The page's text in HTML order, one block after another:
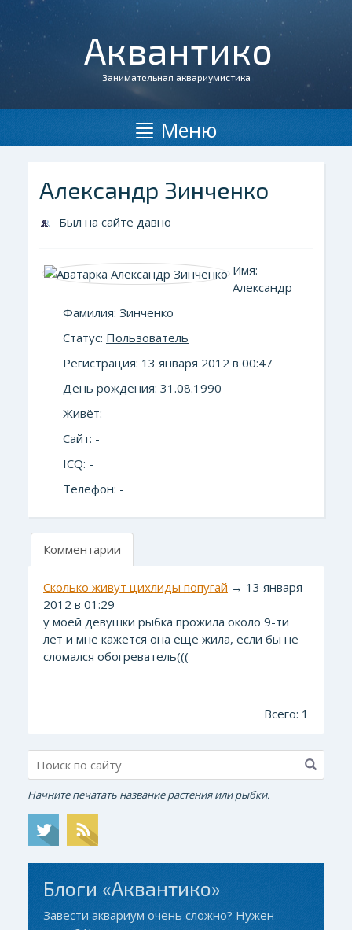
Аквантико
Занимательная аквариумистика
Меню
Александр Зинченко
Был на сайте давно
Имя:
Александр
Фамилия: Зинченко
Статус: Пользователь
Регистрация: 13 января 2012 в 00:47
День рождения: 31.08.1990
Живёт: -
Сайт: -
ICQ: -
Телефон: -
Комментарии
Сколько живут цихлиды попугай → 13 января
2012 в 01:29
у моей девушки рыбка прожила около 9-ти
лет и мне кажется она еще жила, если бы не
сломался обогреватель(((
Всего: 1
Начните печатать название растения или рыбки.
Блоги «Аквантико»
Завести аквариум очень сложно? Нужен